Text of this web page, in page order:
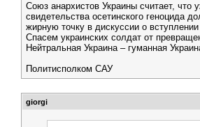
Союз анархистов Украины считает, что
свидетельства осетинского геноцида
жирную точку в дискуссии о
Спасем украинских солдат от
Нейтральная Украина – гуманная
Политисполком САУ
giorgi